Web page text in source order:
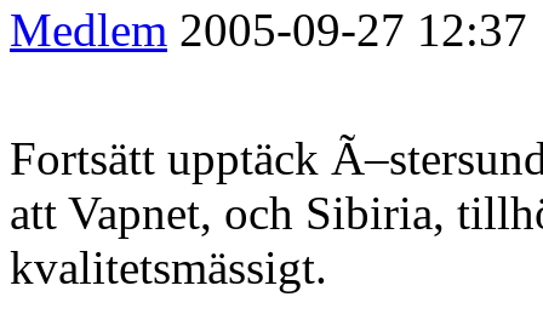
Medlem 2005-09-27 12:37
Fortsätt upptäck
att Vapnet, och Sibiria,
kvalitetsmässigt.